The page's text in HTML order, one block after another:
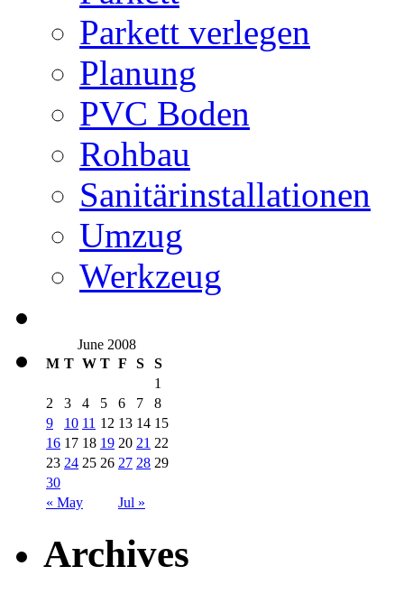
Parkett verlegen
Planung
PVC Boden
Rohbau
Sanitärinstallationen
Umzug
Werkzeug
June 2008
M T W T F S S
« May Jul »
1
2
3 4 5 6 7
8
9
10 11 12 13 14 15
16 17 18 19 20 21 22
23 24 25 26 27 28 29
30
Archives